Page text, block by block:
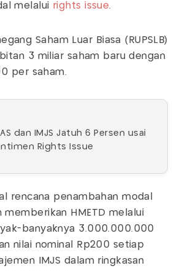
melalui rights issue.
Saham Luar Biasa (RUPSLB)
3 miliar saham baru dengan
per saham.
dan IMJS Jatuh 6 Persen usai
Rights Issue
rencana penambahan modal
memberikan HMETD melalui
banyaknya 3.000.000.000
nilai nominal Rp200 setiap
IMJS dalam ringkasan